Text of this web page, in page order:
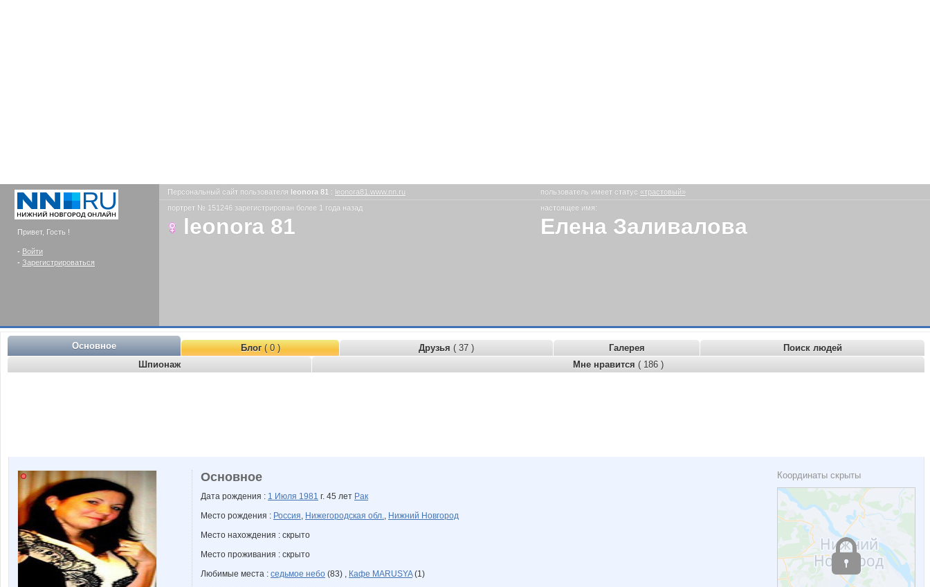
Привет, Гость !
- Войти
- Зарегистрироваться
Персональный сайт пользователя leonora 81 : leonora81.www.nn.ru пользователь имеет статус «трастовый»
портрет № 151246 зарегистрирован более 1 года назад
leonora 81
настоящее имя:
Елена Заливалова
Основное Блог( 0 ) Друзья ( 37 ) Галерея
Поиск людей
Шпионаж
Мне нравится ( 186 )
Координаты скрыты
Основное
Дата рождения : 1 Июля 1981 г. 45 лет Рак
Место рождения : Россия, Нижегородская обл., Нижний Новгород
Место нахождения : скрыто
Место проживания : скрыто
Любимые места : седьмое небо (83) , Кафе MARUSYA(1)